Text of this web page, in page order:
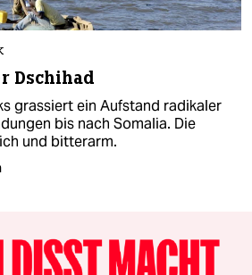
Dschihad
grassiert ein Aufstand radikaler
bis nach Somalia. Die
und bitterarm.